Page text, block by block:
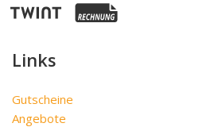
Links
Gutscheine
Angebote